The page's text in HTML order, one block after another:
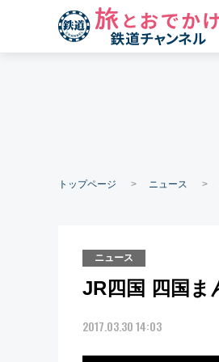
トップページ ニュース
ニュース
JR四国 四国ま
2017.03.30 14:03